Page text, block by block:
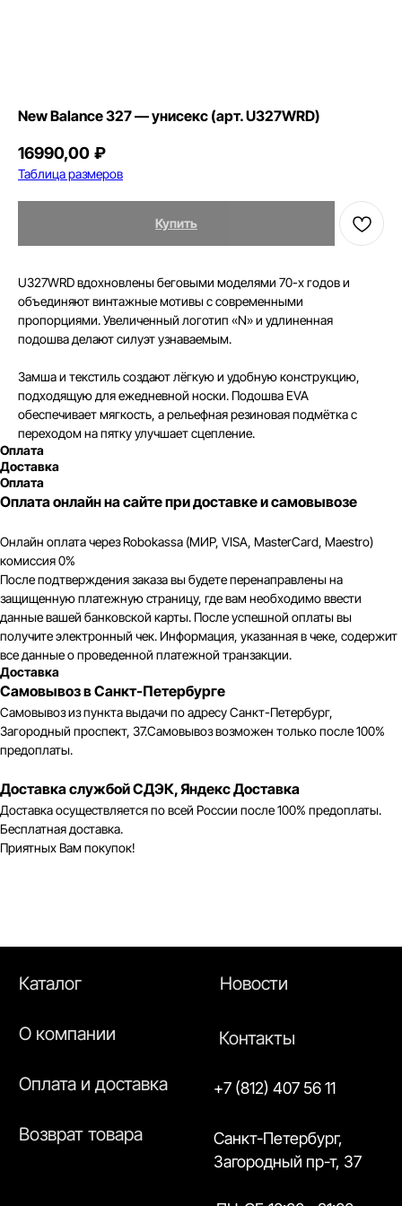
New Balance 327 — унисекс (арт. U327WRD)
16990,00 ₽
Таблица размеров
Купить
U327WRD вдохновлены беговыми моделями 70-х годов и
объединяют винтажные мотивы с современными
пропорциями. Увеличенный логотип «N» и удлиненная
подошва делают силуэт узнаваемым.
Замша и текстиль создают лёгкую и удобную конструкцию,
подходящую для ежедневной носки. Подошва EVA
обеспечивает мягкость, а рельефная резиновая подмётка с
переходом на пятку улучшает сцепление.
Оплата
Доставка
Оплата
Оплата онлайн на сайте при доставке и самовывозе
Онлайн оплата через Robokassa (МИР, VISA, MasterCard, Maestro)
комиссия 0%
После подтверждения заказа вы будете перенаправлены на
защищенную платежную страницу, где вам необходимо ввести
данные вашей банковской карты. После успешной оплаты вы
получите электронный чек. Информация, указанная в чеке, содержит
все данные о проведенной платежной транзакции.
Доставка
Самовывоз в Санкт-Петербурге
Самовывоз из пункта выдачи по адресу Санкт-Петербург,
Загородный проспект, 37.Самовывоз возможен только после 100%
предоплаты.
Доставка службой СДЭК, Яндекс Доставка
Доставка осуществляется по всей России после 100% предоплаты.
Бесплатная доставка.
Приятных Вам покупок!
Каталог
О компании
Система лояльности
Оплата и доставка
Новости
Контакты
+7 (812) 407 56 11
Санкт-Петербург,
Загородный пр-т, 37
© 2026 New Balance
Договор оферта
Возврат товара